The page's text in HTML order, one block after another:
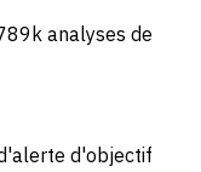
89 k analyses de
d'objectif